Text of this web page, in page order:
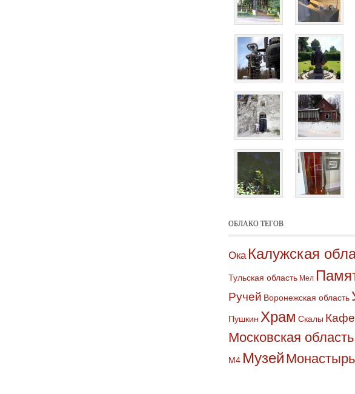
ОБЛАКО ТЕГОВ
Ока Калужская
Тульская область Мел
Ручей Воронежская область
Пушкин Храм Скалы Кафе
Московская область
М4 Музей Монастырь